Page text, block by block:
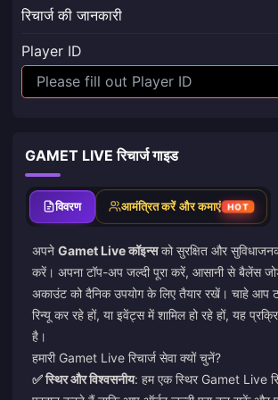
रिचार्ज की जानकारी
Player ID
GAMET LIVE रिचार्ज गाइड
विवरण आमंत्रित करें और कमाएं HOT
अपने Gamet Live कॉइन्सको सुरक्षित और
करें। अपना टॉप-अप जल्दी पूरा करें, आसानी से बैलेंस
अकाउंट को दैनिक उपयोग के लिए तैयार रखें। चाहे आप
रिन्यू कर रहे हों, या इवेंट्स में शामिल हो रहे हों, यह
है।
हमारी Gamet Live रिचार्ज सेवा क्यों चुनें?
✅ स्थिर और विश्वसनीय: हम एक स्थिर Gamet Live